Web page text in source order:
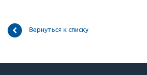
Вернуться к списку